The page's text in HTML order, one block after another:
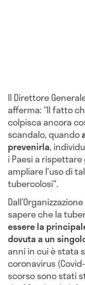
Il Direttore
afferma: “Il fatto
colpisca ancora
scandalo, quando
prevenirla,
i Paesi a
ampliare l'uso di
tubercolosi".
sapere che la
essere la
dovuta a un
anni in cui è stata
coronavirus
scorso sono stati